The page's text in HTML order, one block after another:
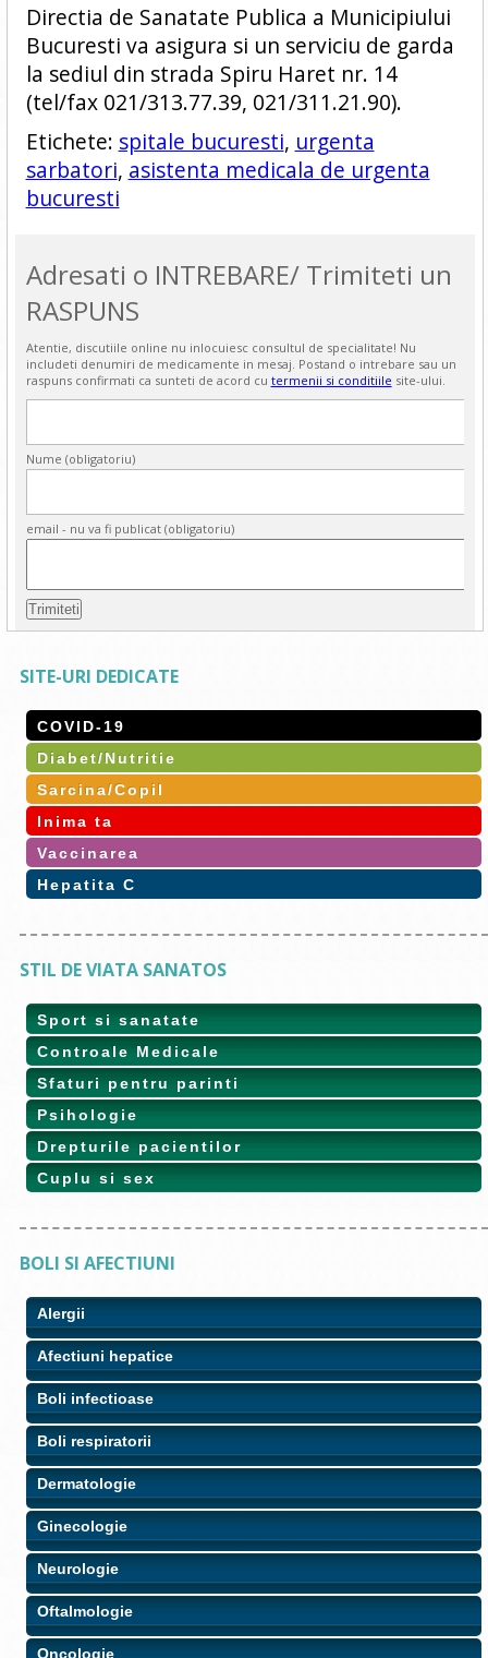
Directia de Sanatate Publica a Municipiului
Bucuresti va asigura si un serviciu de garda
la sediul din strada Spiru Haret nr. 14
(tel/fax 021/313.77.39, 021/311.21.90).
Etichete: spitale bucuresti, urgenta
sarbatori, asistenta medicala de urgenta
bucuresti
Adresati o INTREBARE/ Trimiteti un
RASPUNS
Atentie, discutiile online nu inlocuiesc consultul de specialitate! Nu
includeti denumiri de medicamente in mesaj. Postand o intrebare sau un
raspuns confirmati ca sunteti de acord cu termenii si conditiile site-ului.
Nume (obligatoriu)
email - nu va fi publicat (obligatoriu)
SITE-URI DEDICATE
COVID-19
Diabet/Nutritie
Sarcina/Copil
Inima ta
Vaccinarea
Hepatita C
STIL DE VIATA SANATOS
Sport si sanatate
Controale Medicale
Sfaturi pentru parinti
Psihologie
Drepturile pacientilor
Cuplu si sex
BOLI SI AFECTIUNI
Alergii
Afectiuni hepatice
Boli infectioase
Boli respiratorii
Dermatologie
Ginecologie
Neurologie
Oftalmologie
Oncologie